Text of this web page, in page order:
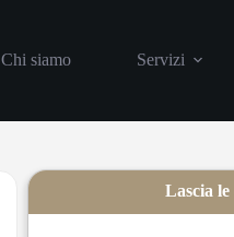
Chi siamo Servizi
Lascia le